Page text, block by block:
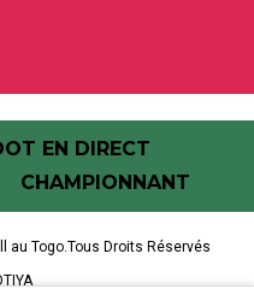
EN DIRECT
CHAMPIONNANT
au Togo.Tous Droits Réservés